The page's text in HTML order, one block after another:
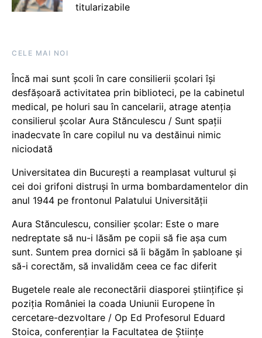
titularizabile
CELE MAI NOI
Încă mai sunt școli în care consilierii școlari își
desfășoară activitatea prin biblioteci, pe la cabinetul
medical, pe holuri sau în cancelarii, atrage atenția
consilierul școlar Aura Stănculescu / Sunt spații
inadecvate în care copilul nu va destăinui nimic
niciodată
Universitatea din București a reamplasat vulturul și
cei doi grifoni distruși în urma bombardamentelor din
anul 1944 pe frontonul Palatului Universității
Aura Stănculescu, consilier școlar: Este o mare
nedreptate să nu-i lăsăm pe copii să fie așa cum
sunt. Suntem prea dornici să îi băgăm în șabloane și
să-i corectăm, să invalidăm ceea ce fac diferit
Bugetele reale ale reconectării diasporei științifice și
poziția României la coada Uniunii Europene în
cercetare-dezvoltare / Op Ed Profesorul Eduard
Stoica, conferențiar la Facultatea de Științe